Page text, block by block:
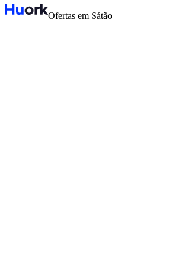
Ofertas em Sátão